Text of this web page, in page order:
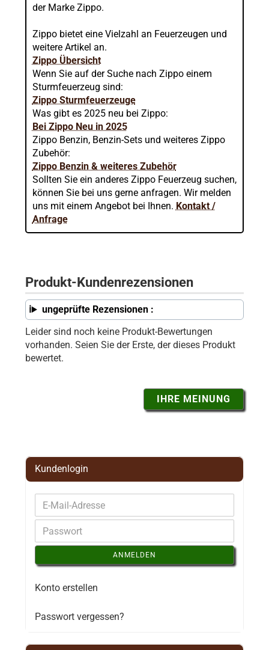
der Marke Zippo.
Zippo bietet eine Vielzahl an Feuerzeugen und
weitere Artikel an.
Zippo Übersicht
Wenn Sie auf der Suche nach Zippo einem
Sturmfeuerzeug sind:
Zippo Sturmfeuerzeuge
Was gibt es 2025 neu bei Zippo:
Bei Zippo Neu in 2025
Zippo Benzin, Benzin-Sets und weiteres Zippo
Zubehör:
Zippo Benzin & weiteres Zubehör
Sollten Sie ein anderes Zippo Feuerzeug suchen,
können Sie bei uns gerne anfragen. Wir melden
uns mit einem Angebot bei Ihnen. Kontakt /
Anfrage
Produkt-Kundenrezensionen
ungeprüfte Rezensionen :
Leider sind noch keine Produkt-Bewertungen
vorhanden. Seien Sie der Erste, der dieses Produkt
bewertet.
IHRE MEINUNG
Kundenlogin
ANMELDEN
Konto erstellen
Passwort vergessen?